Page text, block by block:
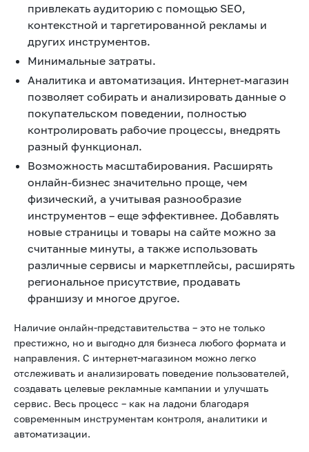
привлекать аудиторию с помощью SEO,
контекстной и таргетированной рекламы и
других инструментов.
Минимальные затраты.
Аналитика и автоматизация. Интернет-магазин
позволяет собирать и анализировать данные о
покупательском поведении, полностью
контролировать рабочие процессы, внедрять
разный функционал.
Возможность масштабирования. Расширять
онлайн-бизнес значительно проще, чем
физический, а учитывая разнообразие
инструментов – еще эффективнее. Добавлять
новые страницы и товары на сайте можно за
считанные минуты, а также использовать
различные сервисы и маркетплейсы, расширять
региональное присутствие, продавать
франшизу и многое другое.
Наличие онлайн-представительства – это не только
престижно, но и выгодно для бизнеса любого формата и
направления. С интернет-магазином можно легко
отслеживать и анализировать поведение пользователей,
создавать целевые рекламные кампании и улучшать
сервис. Весь процесс – как на ладони благодаря
современным инструментам контроля, аналитики и
автоматизации.